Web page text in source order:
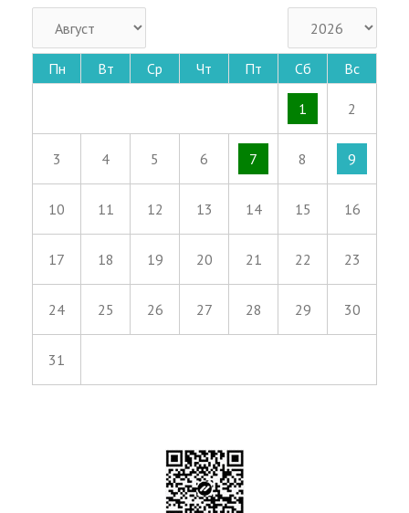
Пн Вт Ср Чт Пт Сб Вс
1 2
3 4 5 6 7 8 9
10 11 12 13 14 15 16
17 18 19 20 21 22 23
24 25 26 27 28 29 30
31